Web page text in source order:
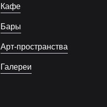
Кафе
Бары
Арт-пространства
Галереи